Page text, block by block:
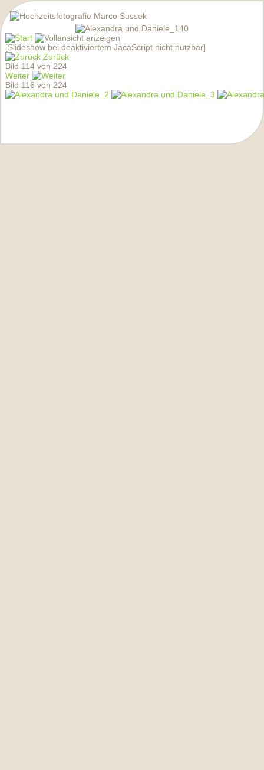
[Slideshow bei deaktiviertem JacaScript nicht nutzbar]
Zurück
Bild 114 von 224
Weiter
Bild 116 von 224